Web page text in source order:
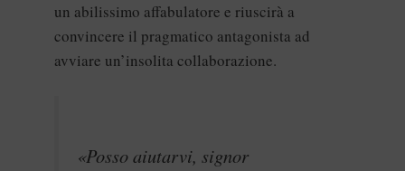
un abilissimo affabulatore e riuscirà a
convincere il pragmatico antagonista ad
avviare un’insolita collaborazione.
«Posso aiutarvi, signor